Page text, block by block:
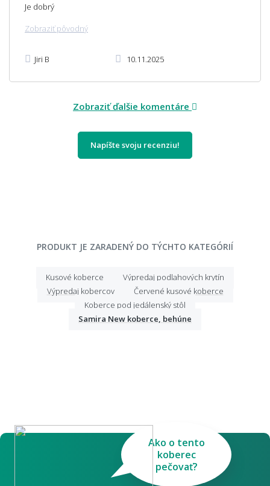
Je dobrý
Zobraziť pôvodný
Jiri B 10.11.2025
Zobraziť ďalšie komentáre
Napíšte svoju recenziu!
PRODUKT JE ZARADENÝ DO TÝCHTO KATEGÓRIÍ
Kusové koberce
Výpredaj podlahových krytín
Výpredaj kobercov
Červené kusové koberce
Koberce pod jedálenský stôl
Samira New koberce, behúne
Ako o tento
koberec
pečovať?